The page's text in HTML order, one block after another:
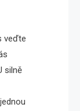
veďte
silně